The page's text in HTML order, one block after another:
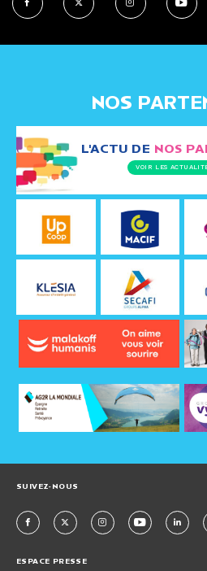
NOS
L'ACTU DE NOS
VOIR LES
SUIVEZ-NOUS
ESPACE PRESSE